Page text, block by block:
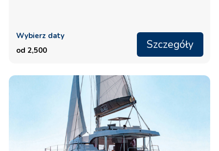
Wybierz daty
od 2,500
Szczegóły